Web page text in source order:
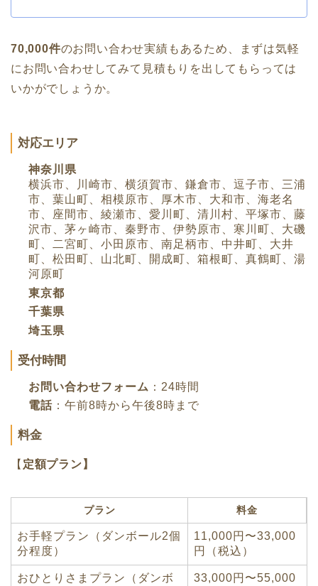
70,000件のお問い合わせ実績もあるため、まずは気軽
にお問い合わせしてみて見積もりを出してもらっては
いかがでしょうか。
対応エリア
神奈川県
横浜市、川崎市、横須賀市、鎌倉市、逗子市、三浦
市、葉山町、相模原市、厚木市、大和市、海老名
市、座間市、綾瀬市、愛川町、清川村、平塚市、藤
沢市、茅ヶ崎市、秦野市、伊勢原市、寒川町、大磯
町、二宮町、小田原市、南足柄市、中井町、大井
町、松田町、山北町、開成町、箱根町、真鶴町、湯
河原町
東京都
千葉県
埼玉県
受付時間
お問い合わせフォーム ：24時間
電話 ：午前8時から午後8時まで
料金
【 定額プラン】
プラン 料金
お手軽プラン（ダンボール2個
分程度）
11,000円〜33,000
円（税込）
おひとりさまプラン（ダンボ 33,000円〜55,000